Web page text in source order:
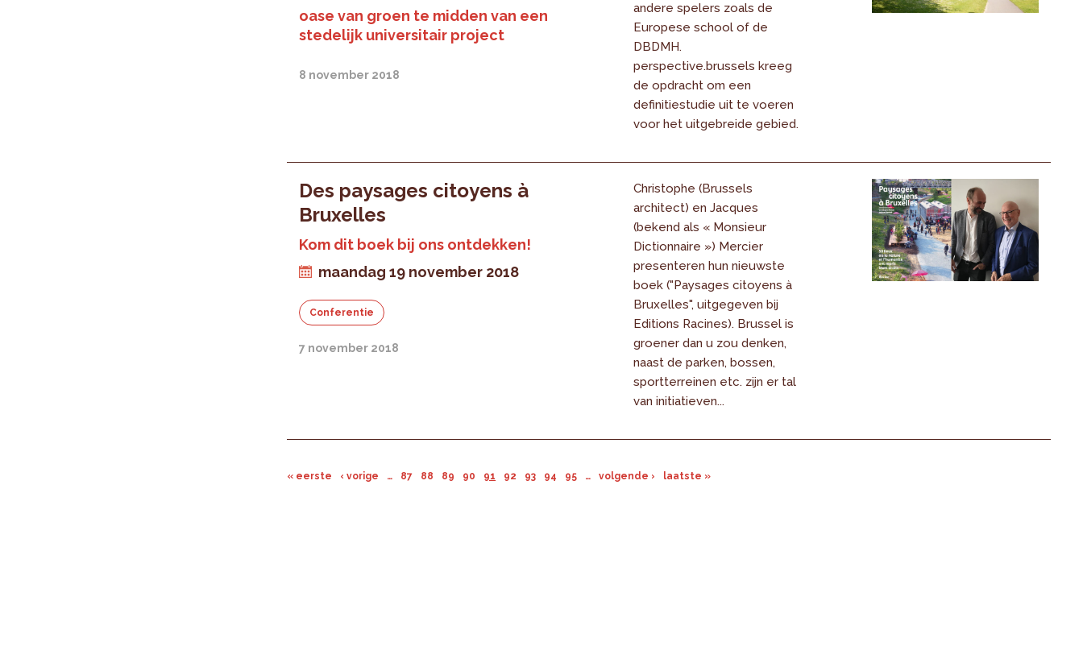
oase van groen te midden van een
stedelijk universitair project
8 november 2018
andere spelers zoals de
Europese school of de
DBDMH.
perspective.brussels kreeg
de opdracht om een
definitiestudie uit te voeren
voor het uitgebreide gebied.
Des paysages citoyens à
Bruxelles
Kom dit boek bij ons ontdekken!
maandag 19 november 2018
Conferentie
7 november 2018
Christophe (Brussels
architect) en Jacques
(bekend als « Monsieur
Dictionnaire ») Mercier
presenteren hun nieuwste
boek ("Paysages citoyens à
Bruxelles", uitgegeven bij
Editions Racines). Brussel is
groener dan u zou denken,
naast de parken, bossen,
sportterreinen etc. zijn er tal
van initiatieven...
« eerste ‹ vorige … 87 88 89 90 91 92 93 94 95 … volgende › laatste »